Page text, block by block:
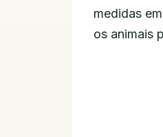
medidas
os animais